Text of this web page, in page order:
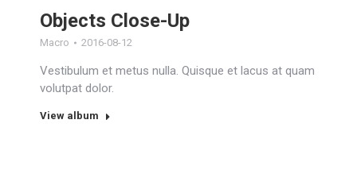
Objects Close-Up
Macro 2016-08-12
Vestibulum et metus nulla. Quisque et lacus at quam
volutpat dolor.
View album